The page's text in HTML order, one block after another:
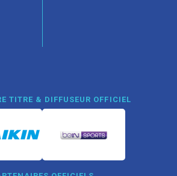
TITRE & DIFFUSEUR OFFICIEL